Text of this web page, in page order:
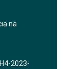
na
2023-